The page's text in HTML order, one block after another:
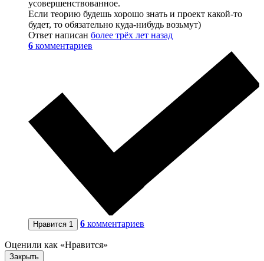
усовершенствованное.
Если теорию будешь хорошо знать и проект какой-то
будет, то обязательно куда-нибудь возьмут)
Ответ написан более трёх лет назад
6 комментариев
Нравится 1 6 комментариев
Оценили как «Нравится»
Закрыть